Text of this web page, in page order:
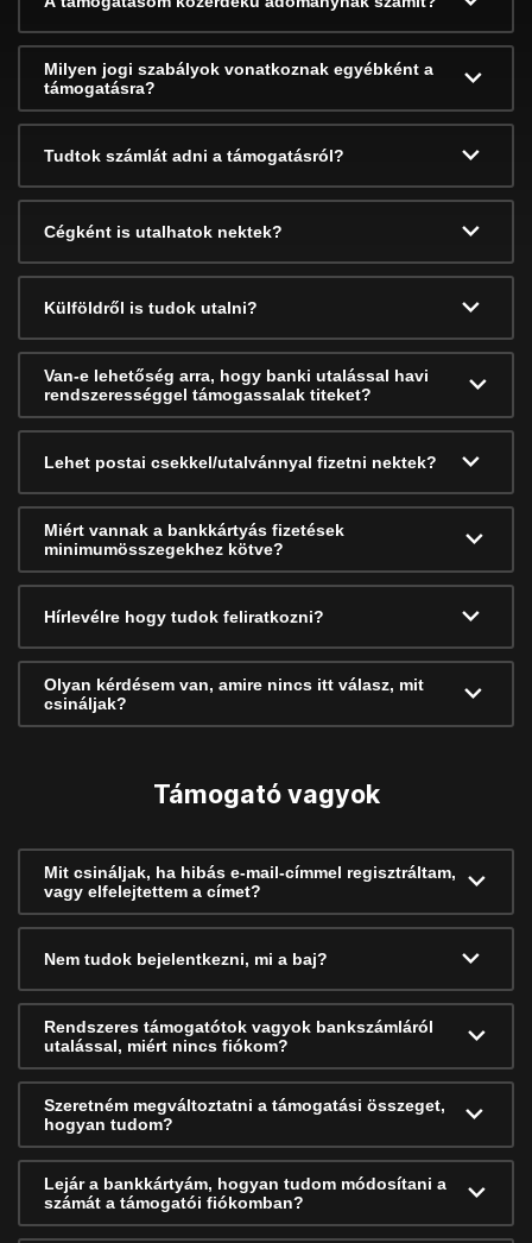
Milyen jogi szabályok vonatkoznak egyébként a
támogatásra?
Tudtok számlát adni a támogatásról?
Cégként is utalhatok nektek?
Külföldről is tudok utalni?
Van-e lehetőség arra, hogy banki utalással havi
rendszerességgel támogassalak titeket?
Lehet postai csekkel/utalvánnyal fizetni nektek?
Miért vannak a bankkártyás fizetések
minimumösszegekhez kötve?
Hírlevélre hogy tudok feliratkozni?
Olyan kérdésem van, amire nincs itt válasz, mit
csináljak?
Támogató vagyok
Mit csináljak, ha hibás e-mail-címmel regisztráltam,
vagy elfelejtettem a címet?
Nem tudok bejelentkezni, mi a baj?
Rendszeres támogatótok vagyok bankszámláról
utalással, miért nincs fiókom?
Szeretném megváltoztatni a támogatási összeget,
hogyan tudom?
Lejár a bankkártyám, hogyan tudom módosítani a
számát a támogatói fiókomban?